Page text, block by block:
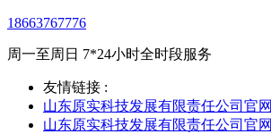
18663767776
周一至周日 7*24小时全时段服务
友情链接 :
山东原实科技发展有限责任公司官网
山东原实科技发展有限责任公司官网